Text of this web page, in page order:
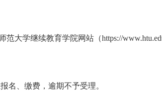
范大学继续教育学院网站（https://
名、缴费，逾期不予受理。